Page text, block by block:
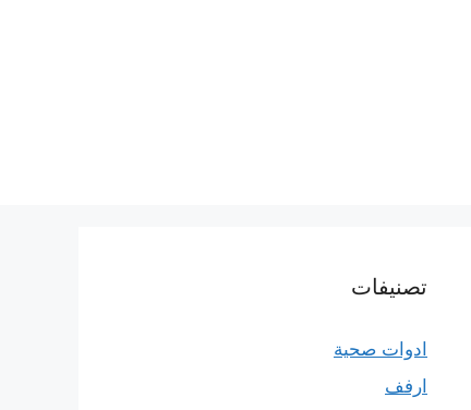
تصنيفات
ادوات صحية
ارفف